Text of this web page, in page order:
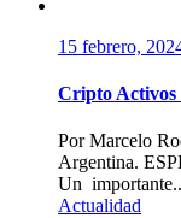
15 febrero,
Cripto Activos
Por Marcelo
Argentina.
Un
Actualidad